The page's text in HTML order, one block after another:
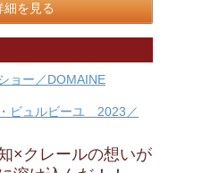
細を見る
ョー／DOMAINE
ビュルビーユ 2023／
×クレールの想いが